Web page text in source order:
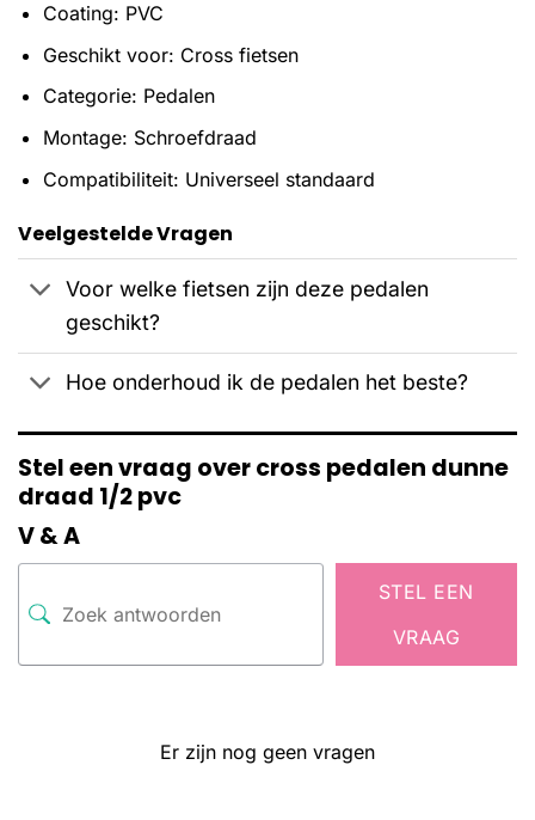
Coating: PVC
Geschikt voor: Cross fietsen
Categorie: Pedalen
Montage: Schroefdraad
Compatibiliteit: Universeel standaard
Veelgestelde Vragen
Voor welke fietsen zijn deze pedalen
geschikt?
Hoe onderhoud ik de pedalen het beste?
Stel een vraag over cross pedalen dunne
draad 1/2 pvc
V & A
STEL EEN
VRAAG
Er zijn nog geen vragen